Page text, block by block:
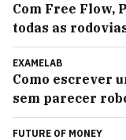
Com Free Flow,
todas as
EXAMELAB
Como escrever
sem parecer
FUTURE OF MONEY